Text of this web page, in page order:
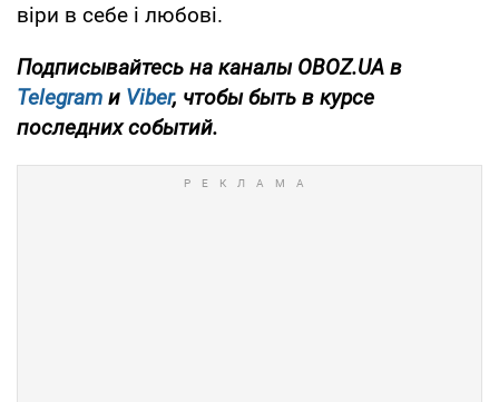
віри в себе і любові.
Подписывайтесь на каналы OBOZ.UA в
Telegram и Viber, чтобы быть в курсе
последних событий.